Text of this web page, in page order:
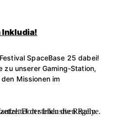
Inkludia!
SpaceBase 25 dabei!
zu unserer Gaming-Station,
Missionen im